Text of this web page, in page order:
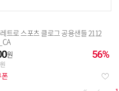
트로 스포츠 클로그 공용샌들 2112
56%